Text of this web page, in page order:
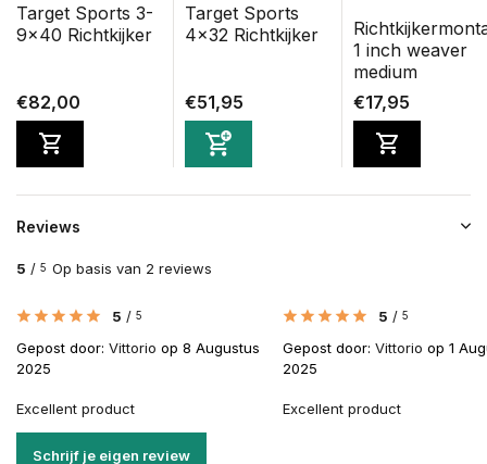
Target Sports 3-
9x40 Richtkijker
€82,00
Target Sports
4x32 Richtkijker
€51,95
1 inch weaver
medium
€17,95
Reviews
5 / 5 Op basis van 2 reviews
5 / 5
Gepost door: Vittorio op 8 Augustus
2025
Excellent product
5 / 5
Gepost door: Vittorio op 1
2025
Excellent product
Schrijf je eigen review